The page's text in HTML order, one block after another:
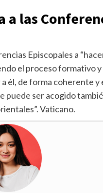
a las
Episcopales a
el proceso formativo
él, de forma coherente y
ser acogido
Vaticano.